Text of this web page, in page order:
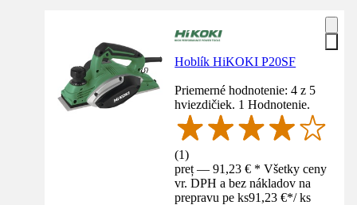
Hoblík HiKOKI P20SF
Priemerné hodnotenie: 4 z 5
hviezdičiek. 1 Hodnotenie.
(1)
preț — 91,23 € * Všetky ceny
vr. DPH a bez nákladov na
prepravu pe ks91,23 €*/ ks